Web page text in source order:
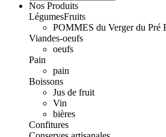
Nos Produits
LégumesFruits
POMMES du Verger du Pré
Viandes-oeufs
oeufs
Pain
pain
Boissons
Jus de fruit
Vin
bières
Confitures